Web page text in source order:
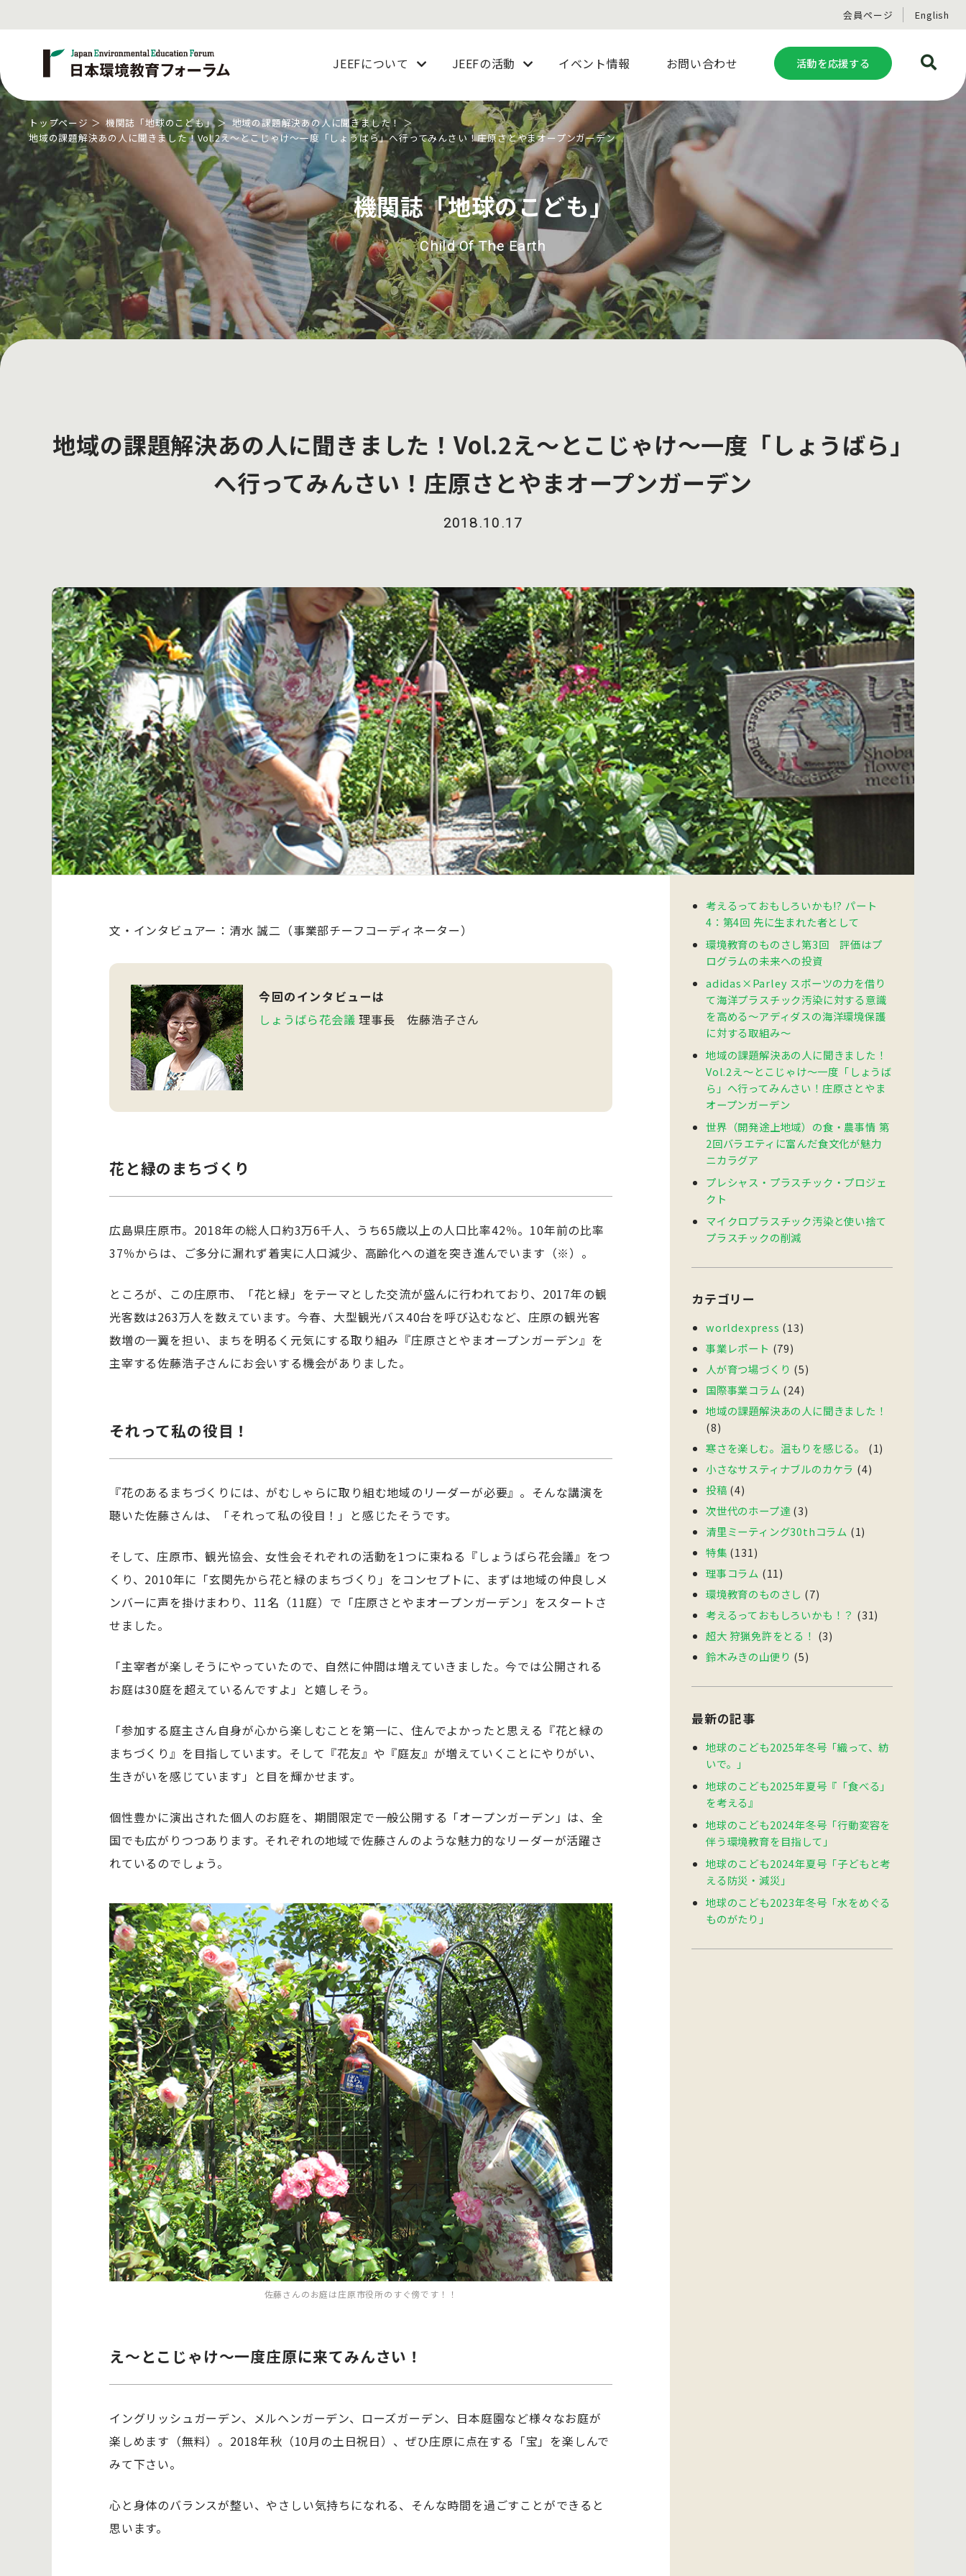
JEEFについて JEEFの活動 イベント情報 お問い合わせ 活動を応援する
会員ページ English
機関誌「地球のこども」
Child Of The Earth
トップページ 機関誌「地球のこども」
地域の課題解決あの人に聞きました！
地域の課題解決あの人に聞きました！Vol.2え～とこじゃけ～一度「しょうばら」へ行ってみんさい！庄原さとやまオープンガーデン
地域の課題解決あの人に聞きました！Vol.2え～とこじゃけ～一度「しょうばら」
へ行ってみんさい！庄原さとやまオープンガーデン
2018.10.17
文・インタビュアー：清水 誠二（事業部チーフコーディネーター）
今回のインタビューは
しょうばら花会議 理事長 佐藤浩子さん
花と緑のまちづくり
広島県庄原市。2018年の総人口約3万6千人、うち65歳以上の人口比率42％。10年前の比率
37％からは、ご多分に漏れず着実に人口減少、高齢化への道を突き進んでいます（※）。
ところが、この庄原市、「花と緑」をテーマとした交流が盛んに行われており、2017年の観
光客数は263万人を数えています。今春、大型観光バス40台を呼び込むなど、庄原の観光客
数増の一翼を担い、まちを明るく元気にする取り組み『庄原さとやまオープンガーデン』を
主宰する佐藤浩子さんにお会いする機会がありました。
それって私の役目！
『花のあるまちづくりには、がむしゃらに取り組む地域のリーダーが必要』。そんな講演を
聴いた佐藤さんは、「それって私の役目！」と感じたそうです。
そして、庄原市、観光協会、女性会それぞれの活動を1つに束ねる『しょうばら花会議』をつ
くり、2010年に「玄関先から花と緑のまちづくり」をコンセプトに、まずは地域の仲良しメ
ンバーに声を掛けまわり、11名（11庭）で「庄原さとやまオープンガーデン」をスタートさ
せました。
「主宰者が楽しそうにやっていたので、自然に仲間は増えていきました。今では公開される
お庭は30庭を超えているんですよ」と嬉しそう。
「参加する庭主さん自身が心から楽しむことを第一に、住んでよかったと思える『花と緑の
まちづくり』を目指しています。そして『花友』や『庭友』が増えていくことにやりがい、
生きがいを感じています」と目を輝かせます。
個性豊かに演出された個人のお庭を、期間限定で一般公開する「オープンガーデン」は、全
国でも広がりつつあります。それぞれの地域で佐藤さんのような魅力的なリーダーが活躍さ
れているのでしょう。
佐藤さんのお庭は庄原市役所のすぐ傍です！！
え～とこじゃけ～一度庄原に来てみんさい！
イングリッシュガーデン、メルヘンガーデン、ローズガーデン、日本庭園など様々なお庭が
楽しめます（無料）。2018年秋（10月の土日祝日）、ぜひ庄原に点在する「宝」を楽しんで
みて下さい。
心と身体のバランスが整い、やさしい気持ちになれる、そんな時間を過ごすことができると
思います。
考えるっておもしろいかも!? パート
4：第4回 先に生まれた者として
環境教育のものさし第3回 評価はプ
ログラムの未来への投資
adidas×Parley スポーツの力を借り
て海洋プラスチック汚染に対する意識
を高める〜アディダスの海洋環境保護
に対する取組み〜
地域の課題解決あの人に聞きました！
Vol.2え～とこじゃけ～一度「しょうば
ら」へ行ってみんさい！庄原さとやま
オープンガーデン
世界（開発途上地域）の食・農事情 第
2回バラエティに富んだ食文化が魅力
ニカラグア
プレシャス・プラスチック・プロジェ
クト
マイクロプラスチック汚染と使い捨て
プラスチックの削減
カテゴリー
worldexpress (13)
事業レポート (79)
人が育つ場づくり (5)
国際事業コラム (24)
地域の課題解決あの人に聞きました！
(8)
寒さを楽しむ。温もりを感じる。
(1)
小さなサスティナブルのカケラ (4)
投稿 (4)
次世代のホープ達(3)
清里ミーティング30thコラム (1)
特集 (131)
理事コラム (11)
環境教育のものさし (7)
考えるっておもしろいかも！？ (31)
超大 狩猟免許をとる！ (3)
鈴木みきの山便り (5)
最新の記事
地球のこども2025年冬号「織って、紡
いで。」
地球のこども2025年夏号『「食べる」
を考える』
地球のこども2024年冬号「行動変容を
伴う環境教育を目指して」
地球のこども2024年夏号「子どもと考
える防災・減災」
地球のこども2023年冬号「水をめぐる
ものがたり」